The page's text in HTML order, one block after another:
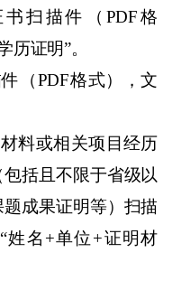
扫描件（ PDF格
历证明”。
（PDF格式），文
料或相关项目经历
括且不限于省级以
题成果证明等）扫描
姓名+单位+证明材